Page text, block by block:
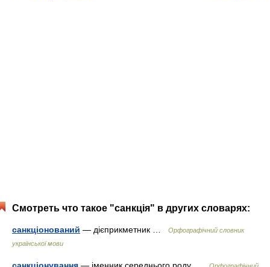
Смотреть что такое "санкція" в других словарях:
санкціонований — дієприкметник …
Орфографічний словник
української мови